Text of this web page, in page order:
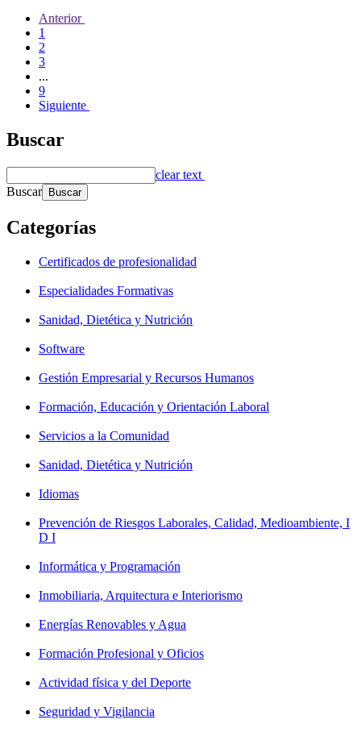
Anterior
1
2
3
...
9
Siguiente
Buscar
clear text
Buscar
Categorías
Certificados de profesionalidad
Especialidades Formativas
Sanidad, Dietética y Nutrición
Software
Gestión Empresarial y Recursos Humanos
Formación, Educación y Orientación Laboral
Servicios a la Comunidad
Sanidad, Dietética y Nutrición
Idiomas
Prevención de Riesgos Laborales, Calidad, Medioambiente, I
D I
Informática y Programación
Inmobiliaria, Arquitectura e Interiorismo
Energías Renovables y Agua
Formación Profesional y Oficios
Actividad física y del Deporte
Seguridad y Vigilancia